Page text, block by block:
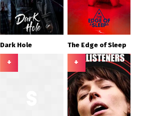
Dark Hole The Edge of Sleep
+ +